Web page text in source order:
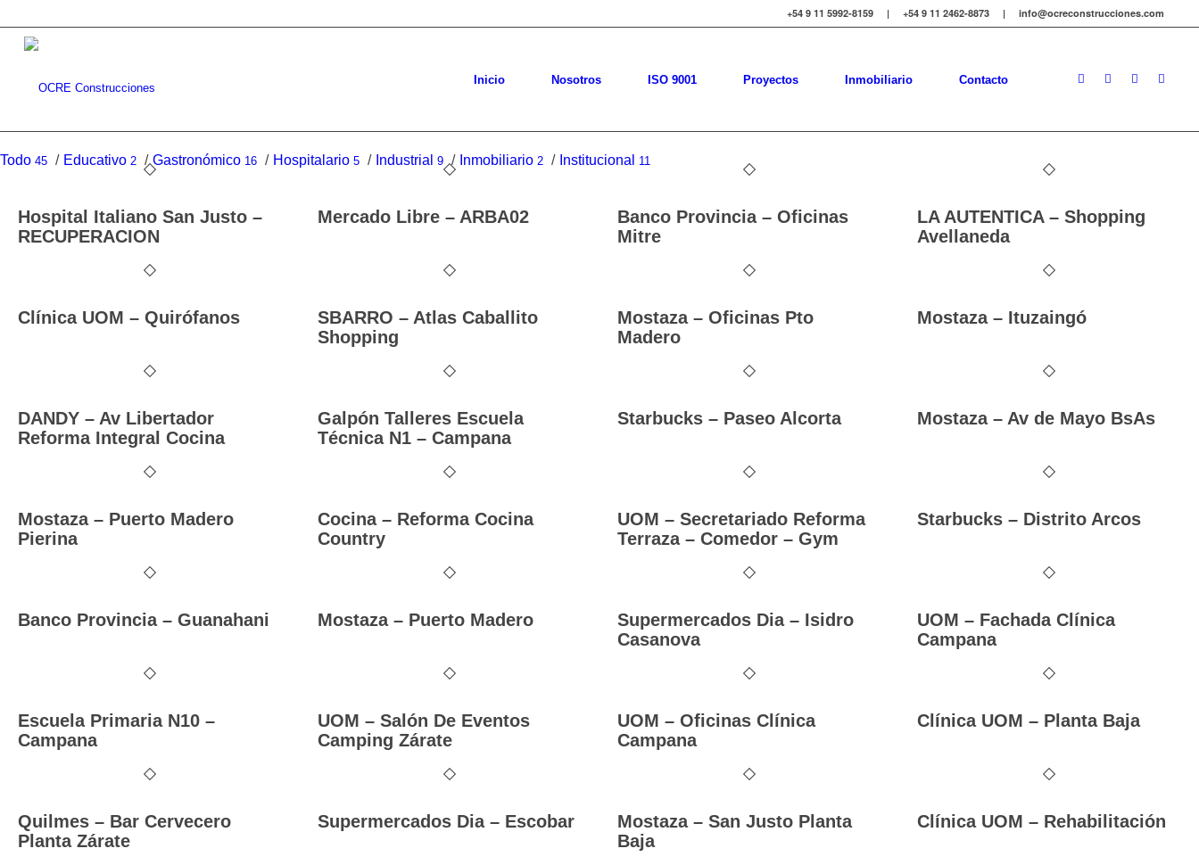
+54 9 11 5992-8159 | +54 9 11 2462-8873 | info@ocreconstrucciones.com
Inicio Nosotros ISO 9001 Proyectos Inmobiliario Contacto
Todo 45 / Educativo 2 / Gastronómico 16 / Hospitalario 5 / Industrial 9 / Inmobiliario 2 / Institucional 11
Hospital Italiano San Justo –
RECUPERACION
Mercado Libre – ARBA02
Banco Provincia – Oficinas
Mitre
LA AUTENTICA – Shopping
Avellaneda
Clínica UOM – Quirófanos
SBARRO – Atlas Caballito
Shopping
Mostaza – Oficinas Pto
Madero
Mostaza – Ituzaingó
DANDY – Av Libertador
Reforma Integral Cocina
Galpón Talleres Escuela
Técnica N1 – Campana
Starbucks – Paseo Alcorta Mostaza – Av de Mayo BsAs
Mostaza – Puerto Madero
Pierina
Cocina – Reforma Cocina
Country
UOM – Secretariado Reforma
Terraza – Comedor – Gym
Starbucks – Distrito Arcos
Banco Provincia – Guanahani Mostaza – Puerto Madero
Supermercados Dia – Isidro
Casanova
UOM – Fachada Clínica
Campana
Escuela Primaria N10 –
Campana
UOM – Salón De Eventos
Camping Zárate
UOM – Oficinas Clínica
Campana
Clínica UOM – Planta Baja
Quilmes – Bar Cervecero
Planta Zárate
Supermercados Dia – Escobar
Mostaza – San Justo Planta
Baja
Clínica UOM – Rehabilitación